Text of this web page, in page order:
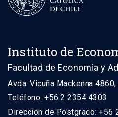
Instituto de
Facultad de Economía y
Avda. Vicuña Mackenna
Teléfono: +56 2 2354 4303
Dirección de Postgrado: +56